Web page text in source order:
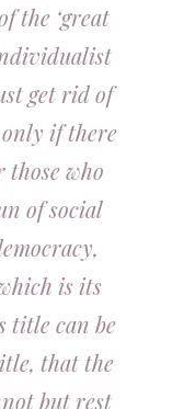
the ‘great
get rid of
if there
who
of social
is its
title can be
that the
but rest